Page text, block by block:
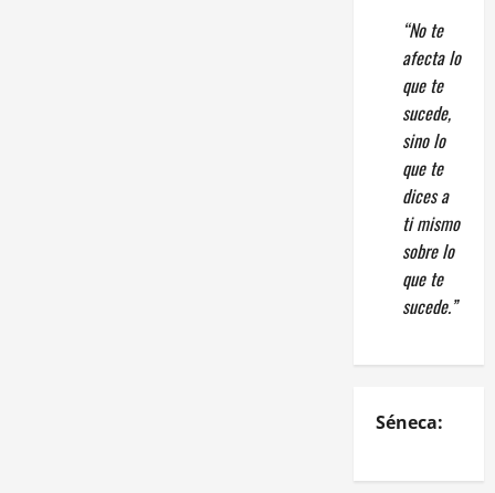
“No te
afecta lo
que te
sucede,
sino lo
que te
dices a
ti mismo
sobre lo
que te
sucede.”
Séneca: